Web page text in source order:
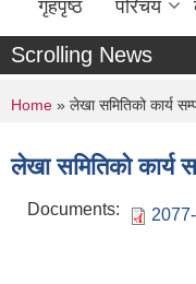
गृहपृष्ठ परिचय
Scrolling News
You are here
Home » लेखा समितिको कार्य
लेखा समितिको कार्य
Documents: 2077-